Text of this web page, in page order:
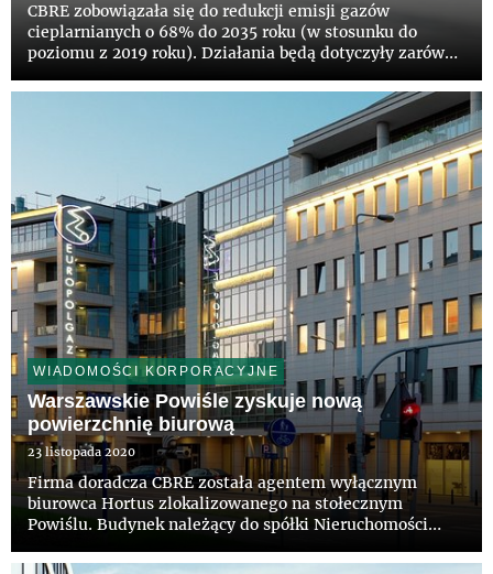
CBRE zobowiązała się do redukcji emisji gazów
cieplarnianych o 68% do 2035 roku (w stosunku do
poziomu z 2019 roku). Działania będą dotyczyły zarówno
spółka zarządza. To pierwsze tego typu zobowiązanie w
WIADOMOŚCI KORPORACYJNE
Warszawskie Powiśle zyskuje nową
powierzchnię biurową
23 listopada 2020
Firma doradcza CBRE została agentem wyłącznym
biurowca Hortus zlokalizowanego na stołecznym
Powiślu. Budynek należący do spółki Nieruchomości
powierzchni biurowej.